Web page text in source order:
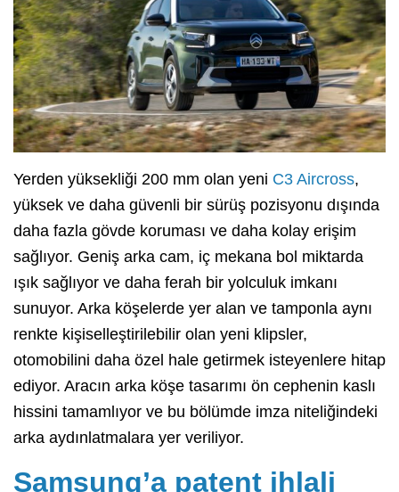
Yerden yüksekliği 200 mm olan yeni C3 Aircross,
yüksek ve daha güvenli bir sürüş pozisyonu dışında
daha fazla gövde koruması ve daha kolay erişim
sağlıyor. Geniş arka cam, iç mekana bol miktarda
ışık sağlıyor ve daha ferah bir yolculuk imkanı
sunuyor. Arka köşelerde yer alan ve tamponla aynı
renkte kişiselleştirilebilir olan yeni klipsler,
otomobilini daha özel hale getirmek isteyenlere hitap
ediyor. Aracın arka köşe tasarımı ön cephenin kaslı
hissini tamamlıyor ve bu bölümde imza niteliğindeki
arka aydınlatmalara yer veriliyor.
Samsung’a patent ihlali